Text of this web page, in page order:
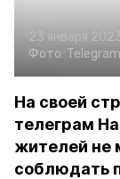
23 января
Фото:
На своей
телеграм
жителей не
соблюдать